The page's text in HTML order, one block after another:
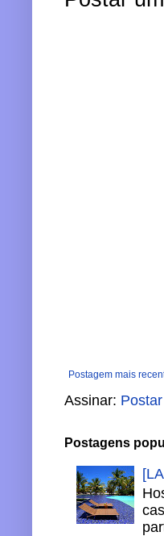
Postagem mais
Assinar:
Postagens